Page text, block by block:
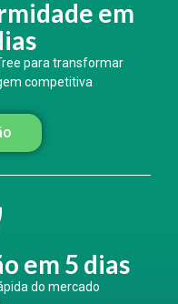
em
para transformar
competitiva
em 5 dias
do mercado